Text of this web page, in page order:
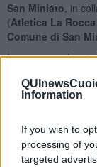
Information
If you wish to
processing of
targeted
San Miniato , in
(Atletica La
Comune di San
La gara,
anche la
interamente
collaborazione con
percorso a più
edizioni, sulla